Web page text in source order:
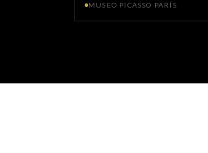
MUSEO PICASSO PARÍS